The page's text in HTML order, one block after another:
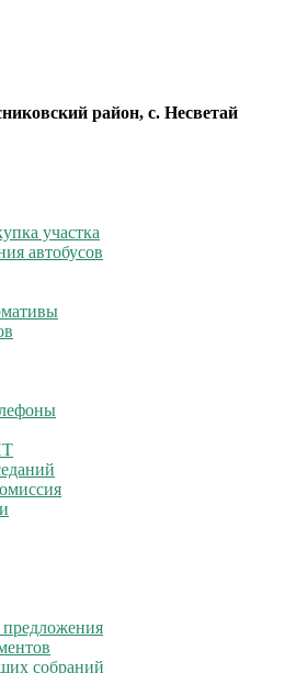
район, с. Несветай
участка
автобусов
собраний